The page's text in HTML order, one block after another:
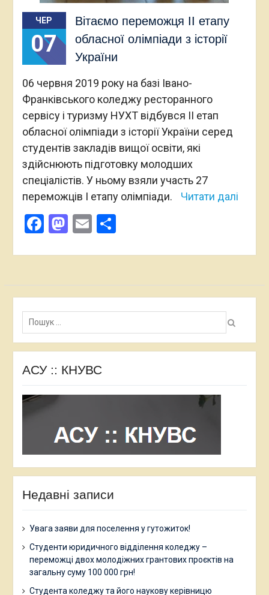
ЧЕР
07
Вітаємо переможця II етапу
обласної олімпіади з історії
України
06 червня 2019 року на базі Івано-
Франківського коледжу ресторанного
сервісу і туризму НУХТ відбувся II етап
обласної олімпіади з історії України серед
студентів закладів вищої освіти, які
здійснюють підготовку молодших
спеціалістів. У ньому взяли участь 27
переможців І етапу олімпіади.
Читати далі
Facebook
Mastodon
EmailПоділитися
Пошук:
АСУ :: КНУВС
Недавні записи
Увага заяви для поселення у гутожиток!
Студенти юридичного відділення коледжу –
переможці двох молодіжних грантових проєктів на
загальну суму 100 000 грн!
Студента коледжу та його наукову керівницю